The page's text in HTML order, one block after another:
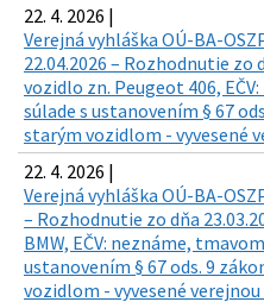
22. 4. 2026 |
Verejná vyhláška OÚ-BA-
22.04.2026 – Rozhodnutie zo
vozidlo zn. Peugeot 406,
súlade s ustanovením § 67
starým vozidlom - vyvesené
22. 4. 2026 |
Verejná vyhláška OÚ-BA-
– Rozhodnutie zo dňa
BMW, EČV: neznáme,
ustanovením § 67 ods. 9
vozidlom - vyvesené